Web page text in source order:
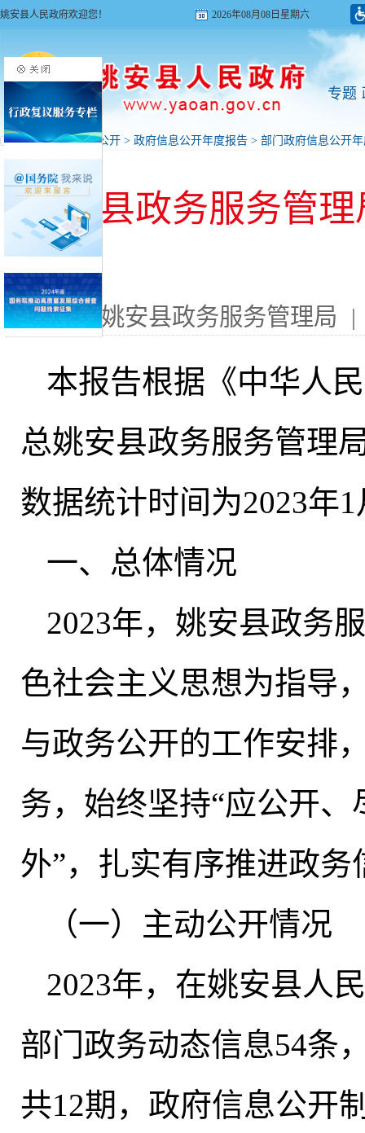
姚安县人民政府欢迎您！ 2026年08月08日星期六
专题
首页>政府信息公开 > 政府信息公开年度报告 > 部门政府信息公开
姚安县政务服务管
来源: 姚安县政务服务管理局 |
本报告根据《中华人
总姚安县政务服务管理
数据统计时间为2023年
一、总体情况
2023年， 姚安县政务
色社会主义思想为指导
与政务公开的工作安排
务，始终坚持“应公开
外”， 扎实有序推进政
（一）主动公开情况
2023年， 在姚安县人
部门政务动态信息54条
共12期 ， 政府信息公开